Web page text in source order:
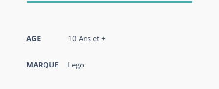
AGE 10 Ans et +
MARQUE Lego